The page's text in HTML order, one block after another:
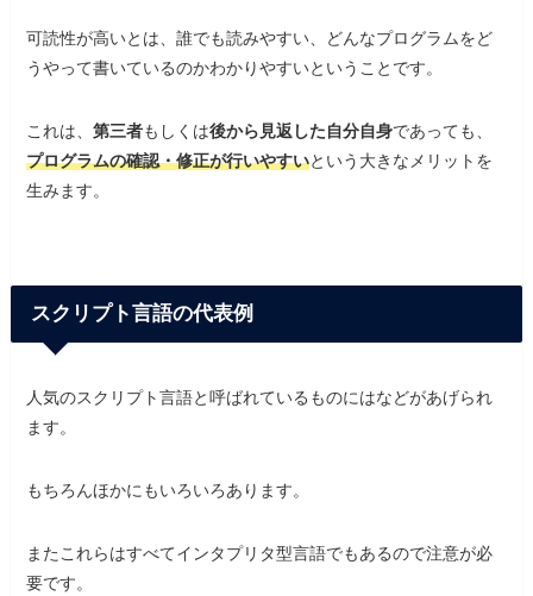
可読性が高いとは、誰でも読みやすい、どんなプログラムをど
うやって書いているのかわかりやすいということです。
これは、第三者もしくは後から見返した自分自身であっても、
プログラムの確認・修正が行いやすいという大きなメリットを
生みます。
スクリプト言語の代表例
人気のスクリプト言語と呼ばれているものにはなどがあげられ
ます。
もちろんほかにもいろいろあります。
またこれらはすべてインタプリタ型言語でもあるので注意が必
要です。